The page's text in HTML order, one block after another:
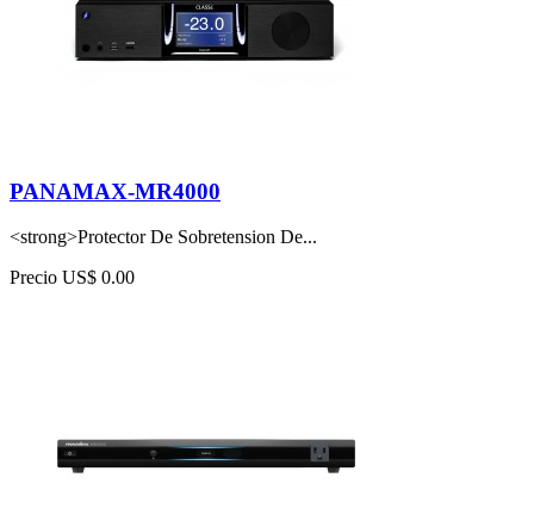
PANAMAX-MR4000
<strong>Protector De Sobretension De...
Precio US$ 0.00